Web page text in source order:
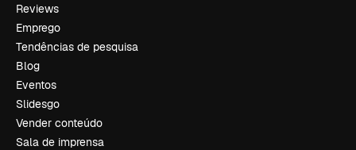
Reviews
Emprego
Tendências de pesquisa
Blog
Eventos
Slidesgo
Vender conteúdo
Sala de imprensa